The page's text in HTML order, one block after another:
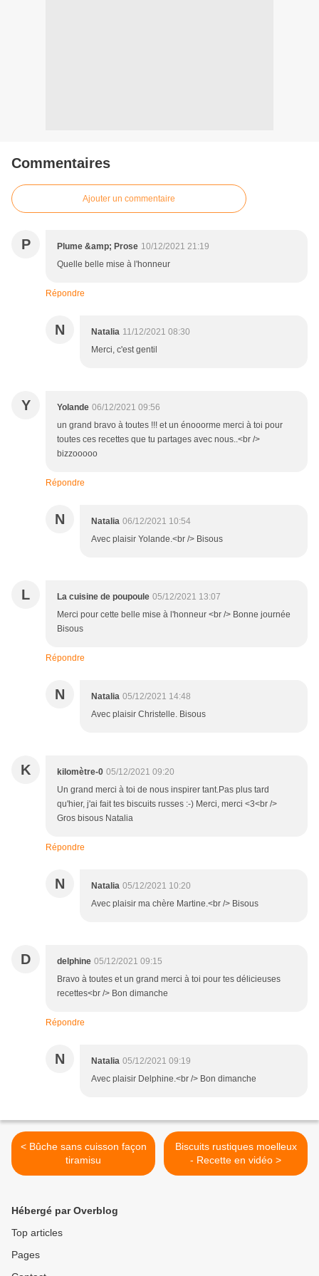
Commentaires
Ajouter un commentaire
P Plume &amp; Prose 10/12/2021 21:19
Quelle belle mise à l'honneur
Répondre
N Natalia 11/12/2021 08:30
Merci, c'est gentil
Y Yolande 06/12/2021 09:56
un grand bravo à toutes !!! et un énooorme merci à toi pour
toutes ces recettes que tu partages avec nous..<br />
bizzooooo
Répondre
N Natalia 06/12/2021 10:54
Avec plaisir Yolande.<br /> Bisous
L La cuisine de poupoule 05/12/2021 13:07
Merci pour cette belle mise à l'honneur <br /> Bonne journée
Bisous
Répondre
N Natalia 05/12/2021 14:48
Avec plaisir Christelle. Bisous
K kilomètre-0 05/12/2021 09:20
Un grand merci à toi de nous inspirer tant.Pas plus tard
qu'hier, j'ai fait tes biscuits russes :-) Merci, merci <3<br />
Gros bisous Natalia
Répondre
N Natalia 05/12/2021 10:20
Avec plaisir ma chère Martine.<br /> Bisous
D delphine 05/12/2021 09:15
Bravo à toutes et un grand merci à toi pour tes délicieuses
recettes<br /> Bon dimanche
Répondre
N Natalia 05/12/2021 09:19
Avec plaisir Delphine.<br /> Bon dimanche
< Bûche sans cuisson façon
tiramisu
Biscuits rustiques moelleux
- Recette en vidéo >
Hébergé par Overblog
Top articles
Pages